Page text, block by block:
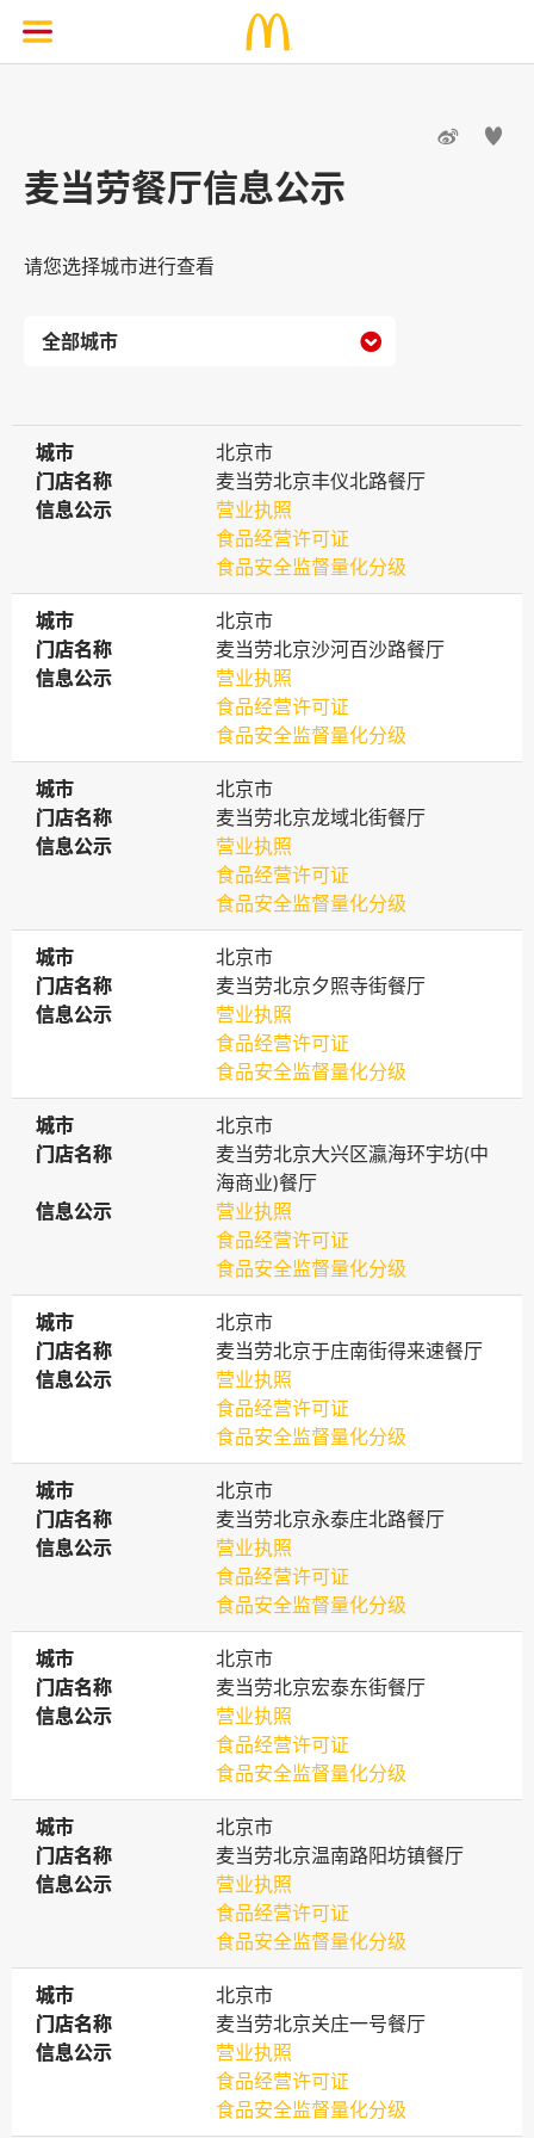
 
麦当劳餐厅信息公示
请您选择城市进行查看

城市
城市
北京市
门店名称
门店名称
麦当劳北京丰仪北路餐厅
信息公示
信息公示
营业执照
食品经营许可证
食品安全监督量化分级
城市
城市
北京市
门店名称
门店名称
麦当劳北京沙河百沙路餐厅
信息公示
信息公示
营业执照
食品经营许可证
食品安全监督量化分级
城市
城市
北京市
门店名称
门店名称
麦当劳北京龙域北街餐厅
信息公示
信息公示
营业执照
食品经营许可证
食品安全监督量化分级
城市
城市
北京市
门店名称
门店名称
麦当劳北京夕照寺街餐厅
信息公示
信息公示
营业执照
食品经营许可证
食品安全监督量化分级
城市
城市
北京市
门店名称
门店名称
麦当劳北京大兴区瀛海环宇坊(中
海商业)餐厅
信息公示
信息公示
营业执照
食品经营许可证
食品安全监督量化分级
城市
城市
北京市
门店名称
门店名称
麦当劳北京于庄南街得来速餐厅
信息公示
信息公示
营业执照
食品经营许可证
食品安全监督量化分级
城市
城市
北京市
门店名称
门店名称
麦当劳北京永泰庄北路餐厅
信息公示
信息公示
营业执照
食品经营许可证
食品安全监督量化分级
城市
城市
北京市
门店名称
门店名称
麦当劳北京宏泰东街餐厅
信息公示
信息公示
营业执照
食品经营许可证
食品安全监督量化分级
城市
城市
北京市
门店名称
门店名称
麦当劳北京温南路阳坊镇餐厅
信息公示
信息公示
营业执照
食品经营许可证
食品安全监督量化分级
城市
城市
北京市
门店名称
门店名称
麦当劳北京关庄一号餐厅
信息公示
信息公示
营业执照
食品经营许可证
食品安全监督量化分级